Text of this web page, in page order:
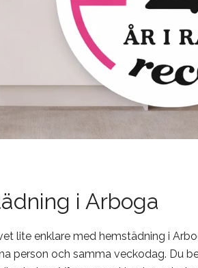
i Arboga
lite enklare med hemstädning i
person och samma veckodag. Du